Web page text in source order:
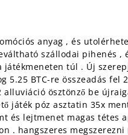
anyag , és
szállodai pihenés ,
túl . Új
5.25 BTC-re összeadás
ösztönző be
játék póz asztatin 35x
és lejtmenet magas tétes
. hangszeres